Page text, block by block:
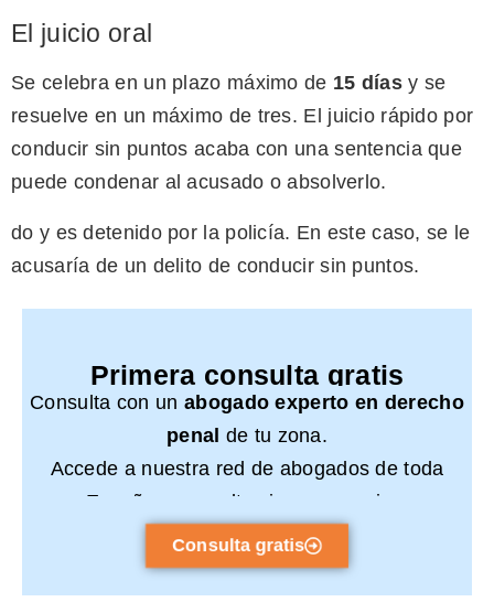
El juicio oral
Se celebra en un plazo máximo de 15 díasy se
resuelve en un máximo de tres. El juicio rápido por
conducir sin puntos acaba con una sentencia que
puede condenar al acusado o absolverlo.
do y es detenido por la policía. En este caso, se le
acusaría de un delito de conducir sin puntos.
Primera consulta gratis
Consulta con un abogado experto en derecho
penal de tu zona.
Accede a nuestra red de abogados de toda
España y consulta sin compromiso.
Consulta gratis